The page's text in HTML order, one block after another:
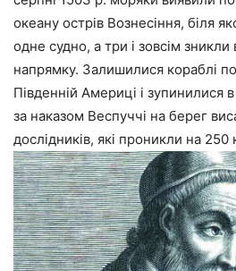
океану острів Вознесіння, біля
одне судно, а три і зовсім
напрямку. Залишилися кораблі
Південній Америці і зупинилися
за наказом Веспуччі на берег
дослідників, які проникли на